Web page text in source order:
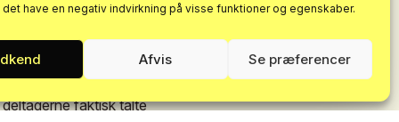
det have en negativ indvirkning på visse funktioner og egenskaber.
Afvis Se præferencer
deltagerne faktisk talte
Ved at tilmelde dig accepterer du vorespersondatapolitik. Du